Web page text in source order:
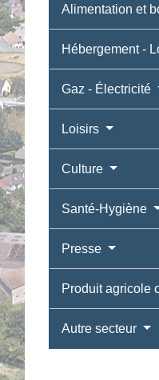
Alimentation et
Hébergement -
Gaz - Électricité
Loisirs
Culture
Santé-Hygiène
Presse
Produit agricole
Autre secteur